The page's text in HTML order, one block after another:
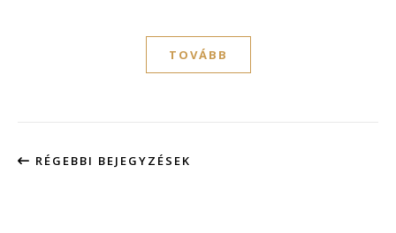
TOVÁBB
RÉGEBBI BEJEGYZÉSEK